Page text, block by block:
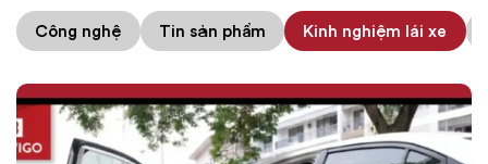
Công nghệ Tin sản phẩm Kinh nghiệm lái xe